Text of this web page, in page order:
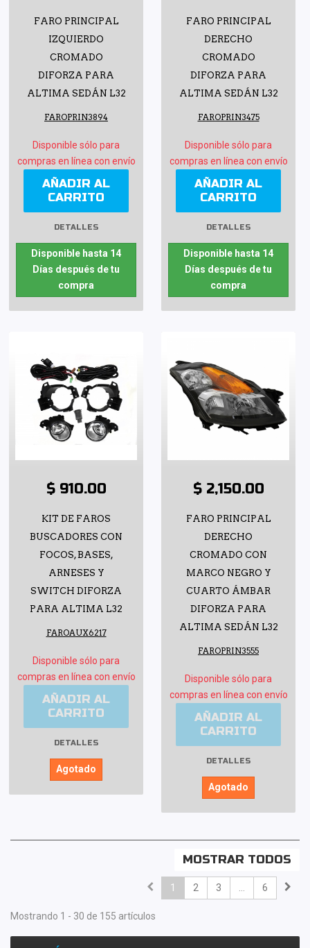
FARO PRINCIPAL
IZQUIERDO
CROMADO
DIFORZA PARA
ALTIMA SEDÁN L32
FAROPRIN3894
Disponible sólo para
compras en línea con envío
AÑADIR AL
CARRITO
DETALLES
Disponible hasta 14
Días después de tu
compra
FARO PRINCIPAL
DERECHO
CROMADO
DIFORZA PARA
ALTIMA SEDÁN L32
FAROPRIN3475
Disponible sólo para
compras en línea con envío
AÑADIR AL
CARRITO
DETALLES
Disponible hasta 14
Días después de tu
compra
$ 910.00
KIT DE FAROS
BUSCADORES CON
FOCOS, BASES,
ARNESES Y
SWITCH DIFORZA
PARA ALTIMA L32
FAROAUX6217
Disponible sólo para
compras en línea con envío
AÑADIR AL
CARRITO
DETALLES
Agotado
$ 2,150.00
FARO PRINCIPAL
DERECHO
CROMADO CON
MARCO NEGRO Y
CUARTO ÁMBAR
DIFORZA PARA
ALTIMA SEDÁN L32
FAROPRIN3555
Disponible sólo para
compras en línea con envío
AÑADIR AL
CARRITO
DETALLES
Agotado
MOSTRAR TODOS
1 2 3 ... 6
Mostrando 1 - 30 de 155 artículos